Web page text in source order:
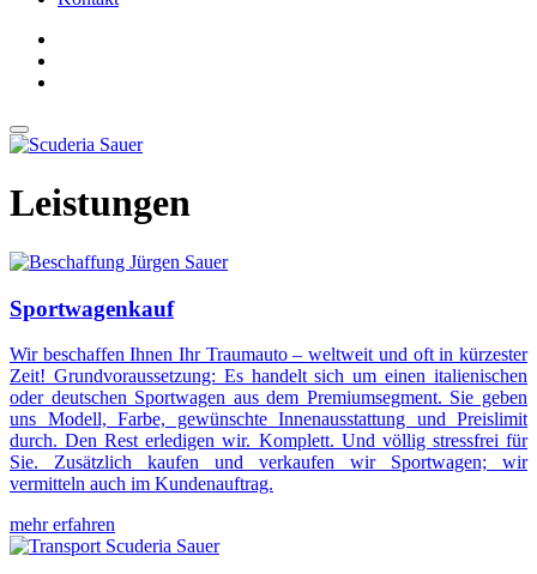
Leistungen
Sportwagenkauf
Wir beschaffen Ihnen Ihr Traumauto – weltweit und oft in kürzester
Zeit! Grundvoraussetzung: Es handelt sich um einen italienischen
oder deutschen Sportwagen aus dem Premiumsegment. Sie geben
uns Modell, Farbe, gewünschte Innenausstattung und Preislimit
durch. Den Rest erledigen wir. Komplett. Und völlig stressfrei für
Sie. Zusätzlich kaufen und verkaufen wir Sportwagen; wir
vermitteln auch im Kundenauftrag.
mehr erfahren